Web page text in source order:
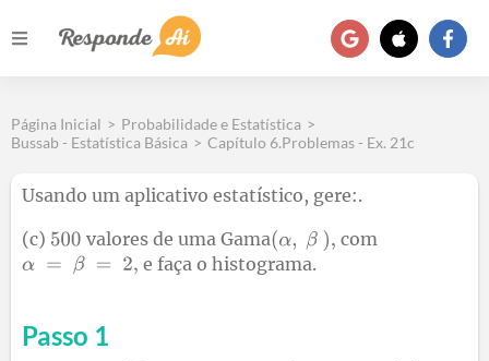
Página Inicial > Probabilidade e Estatística >
Bussab - Estatística Básica > Capítulo 6.Problemas - Ex. 21c
Usando um aplicativo estatístico, gere:.
(c) valores de uma Gama
com
e faça o histograma.
Passo 1